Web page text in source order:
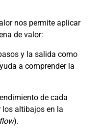
nos permite aplicar
de valor:
y la salida como
a comprender la
de cada
los altibajos en la
flow).